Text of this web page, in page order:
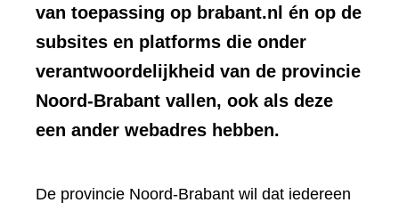
van toepassing op brabant.nl én op de
subsites en platforms die onder
verantwoordelijkheid van de provincie
Noord-Brabant vallen, ook als deze
een ander webadres hebben.
De provincie Noord-Brabant wil dat iedereen